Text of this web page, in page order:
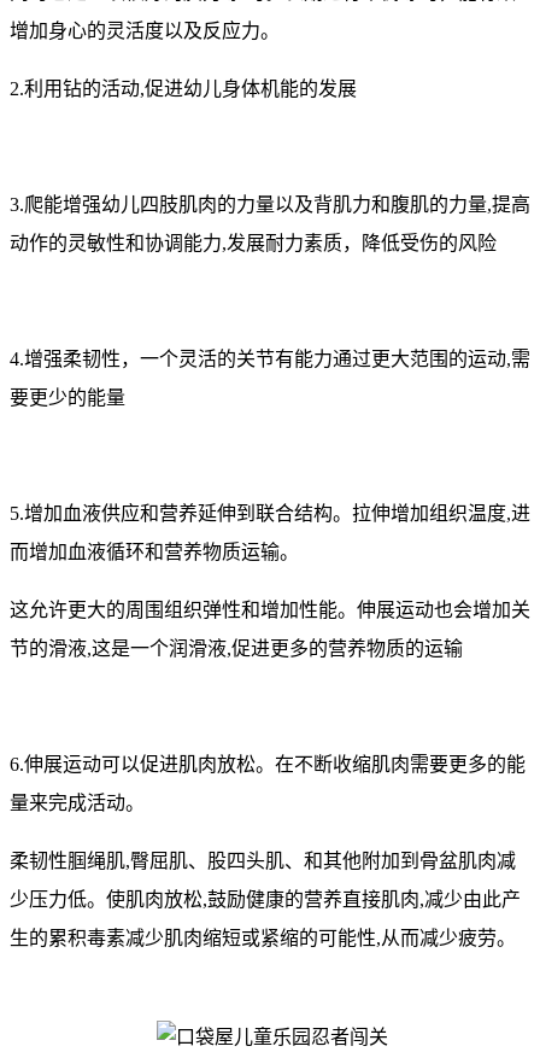
增加身心的灵活度以及反应力。
2.利用钻的活动,促进幼儿身体机能的发展
3.爬能增强幼儿四肢肌肉的力量以及背肌力和腹肌的力量,提高
动作的灵敏性和协调能力,发展耐力素质，降低受伤的风险
4.增强柔韧性，一个灵活的关节有能力通过更大范围的运动,需
要更少的能量
5.增加血液供应和营养延伸到联合结构。拉伸增加组织温度,进
而增加血液循环和营养物质运输。
这允许更大的周围组织弹性和增加性能。伸展运动也会增加关
节的滑液,这是一个润滑液,促进更多的营养物质的运输
6.伸展运动可以促进肌肉放松。在不断收缩肌肉需要更多的能
量来完成活动。
柔韧性腘绳肌,臀屈肌、股四头肌、和其他附加到骨盆肌肉减
少压力低。使肌肉放松,鼓励健康的营养直接肌肉,减少由此产
生的累积毒素减少肌肉缩短或紧缩的可能性,从而减少疲劳。